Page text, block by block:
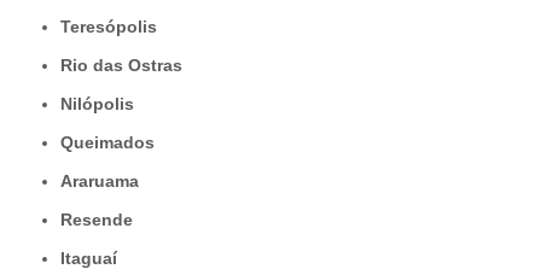
Teresópolis
Rio das Ostras
Nilópolis
Queimados
Araruama
Resende
Itaguaí